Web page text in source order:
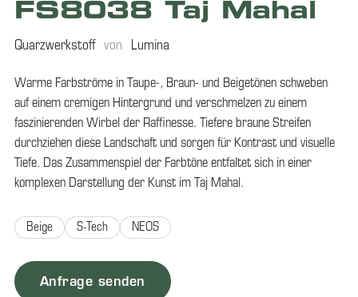
FS8038 Taj Mahal
Quarzwerkstoff von Lumina
Warme Farbströme in Taupe-, Braun- und Beigetönen schweben
auf einem cremigen Hintergrund und verschmelzen zu einem
faszinierenden Wirbel der Raffinesse. Tiefere braune Streifen
durchziehen diese Landschaft und sorgen für Kontrast und visuelle
Tiefe. Das Zusammenspiel der Farbtöne entfaltet sich in einer
komplexen Darstellung der Kunst im Taj Mahal.
Beige S-Tech NEOS
Anfrage senden